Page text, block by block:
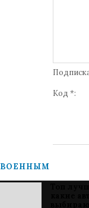
Код *:
ВОЕННЫМ